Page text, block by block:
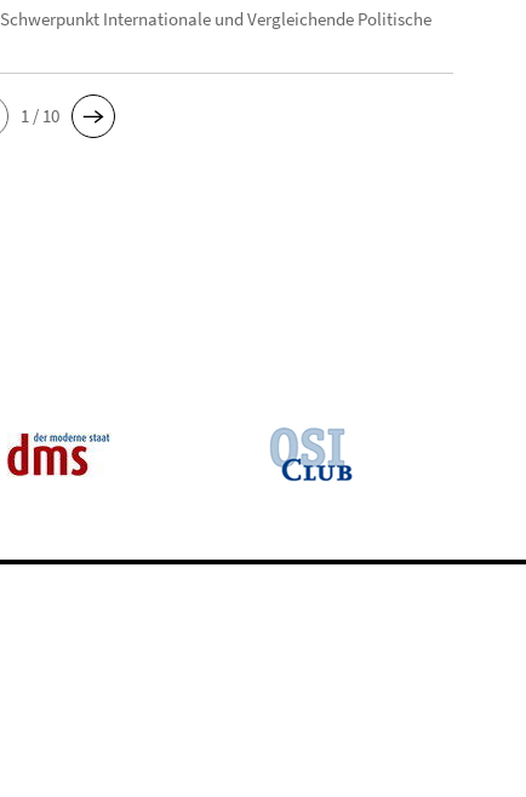
Schwerpunkt Internationale und Vergleichende Politische
1 / 10